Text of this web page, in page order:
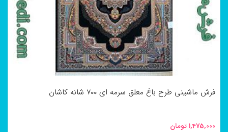
فرش ماشینی طرح باغ معلق سرمه ای ۷۰۰ شانه کاشان
1,475,000تومان